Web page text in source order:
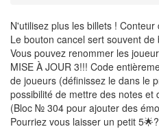
N'utilisez plus les billets !
Le bouton cancel sert souvent
Vous pouvez renommer les
MISE À JOUR 3!!! Code
de joueurs (définissez le dans le
possibilité de mettre des notes et
(Bloc № 304 pour ajouter des
Pourriez vous laisser un petit 5🌟?